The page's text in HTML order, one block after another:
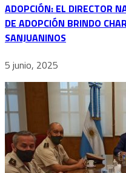
ADOPCIÓN: EL DIRECTOR
DE ADOPCIÓN BRINDO
SANJUANINOS
5 junio, 2025